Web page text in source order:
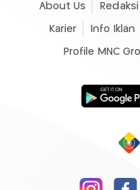
About Us Redaksi
Karier Info Iklan
Profile MNC